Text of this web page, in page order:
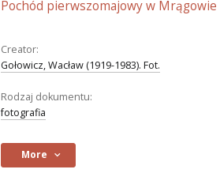
Pochód pierwszomajowy w Mrągowie
Creator:
Gołowicz, Wacław (1919-1983). Fot.
Rodzaj dokumentu:
fotografia
More